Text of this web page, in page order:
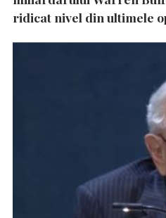
ridicat nivel din ultimele